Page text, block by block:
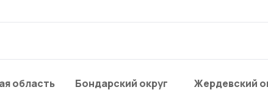
область Бондарский округ Жердевский